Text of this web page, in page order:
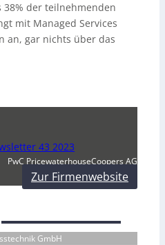
38% der teilnehmenden
mit Managed Services
an, gar nichts über das
43 2023
PwC PricewaterhouseCoopers AG
Zur Firmenwebsite
GmbH